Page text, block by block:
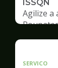
ISSQN
Agilize a
SERVICO